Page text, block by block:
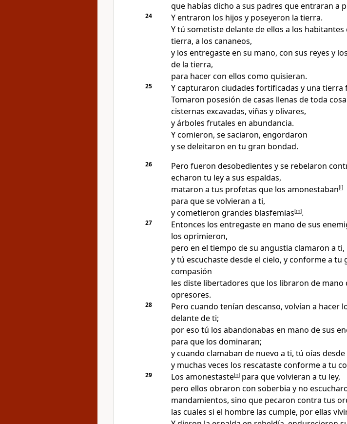
que habías dicho a sus padres que entraran a
24 Y entraron los hijos y poseyeron la tierra.
Y tú sometiste delante de ellos a los habitantes
tierra, a los cananeos,
y los entregaste en su mano, con sus reyes y
de la tierra,
para hacer con ellos como quisieran.
25 Y capturaron ciudades fortificadas y una tierra
Tomaron posesión de casas llenas de toda
cisternas excavadas, viñas y olivares,
y árboles frutales en abundancia.
Y comieron, se saciaron, engordaron
y se deleitaron en tu gran bondad.
26 Pero fueron desobedientes y se rebelaron
echaron tu ley a sus espaldas,
mataron a tus profetas que los amonestaban[l]
para que se volvieran a ti,
y cometieron grandes blasfemias[m].
27
Entonces los entregaste en mano de sus
los oprimieron,
pero en el tiempo de su angustia clamaron a ti,
y tú escuchaste desde el cielo, y conforme a tu
compasión
les diste libertadores que los libraron de mano
opresores.
28 Pero cuando tenían descanso, volvían a hacer
delante de ti;
por eso tú los abandonabas en mano de sus
para que los dominaran;
y cuando clamaban de nuevo a ti, tú oías desde
y muchas veces los rescataste conforme a tu
29 Los amonestaste[n]para que volvieran a tu ley,
pero ellos obraron con soberbia y no
mandamientos, sino que pecaron contra tus
las cuales si el hombre las cumple, por ellas